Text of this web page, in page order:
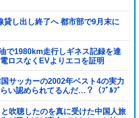
貸し出し終了へ 都市部で9月末に
で1980km走行しギネス記録を達
ロスなくEVよりエコを証明
サッカーの2002年ベスト4の実力
い認められてるんだ…？（ﾌﾞﾙﾌﾞ
吹聴したのを真に受けた中国人旅